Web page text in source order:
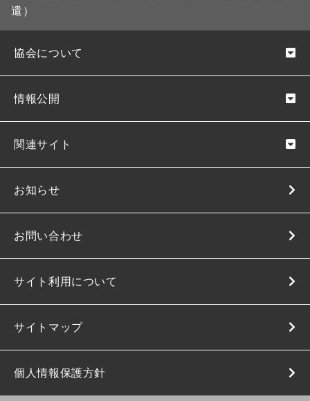
遣）
協会について
情報公開
関連サイト
お知らせ
お問い合わせ
サイト利用について
サイトマップ
個人情報保護方針